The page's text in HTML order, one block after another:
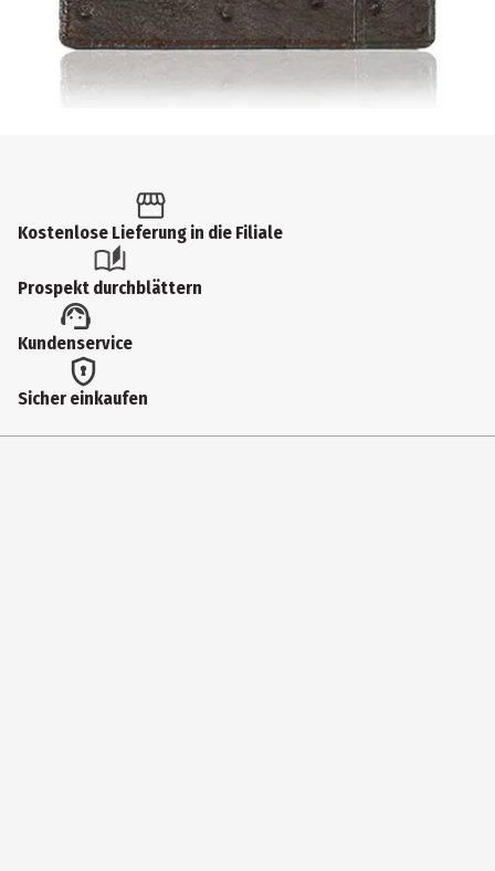
Kostenlose Lieferung in die Filiale
Prospekt durchblättern
Kundenservice
Sicher einkaufen